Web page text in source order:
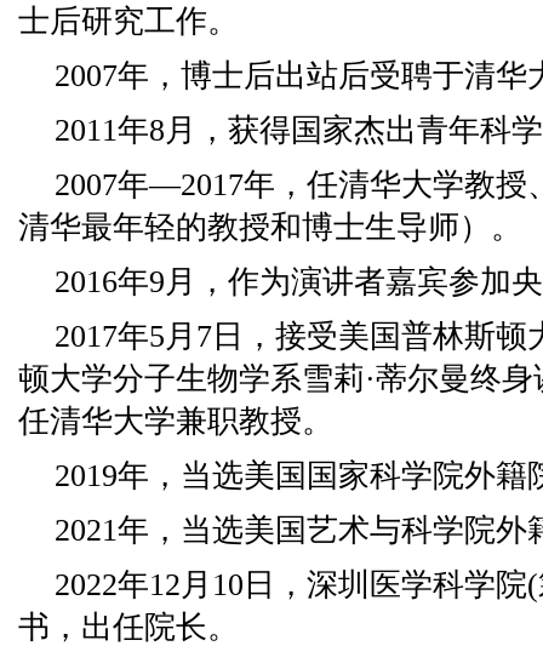
士后研究工作。
2007年，博士后出站后受聘于清华
2011年8月，获得国家杰出青年科
2007年—2017年，任清华大学教授
清华最年轻的教授和博士生导师）。
2016年9月，作为演讲者嘉宾参加
2017年5月7日，接受美国普林斯
顿大学分子生物学系雪莉·蒂尔曼终
任清华大学兼职教授。
2019年，当选美国国家科学院外籍
2021年，当选美国艺术与科学院外
2022年12月10日，深圳医学科学
书，出任院长。